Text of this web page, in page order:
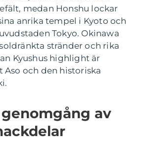
medan Honshu lockar
anrika tempel i Kyoto och
Tokyo. Okinawa
stränder och rika
Kyushus highlight är
Aso och den historiska
av